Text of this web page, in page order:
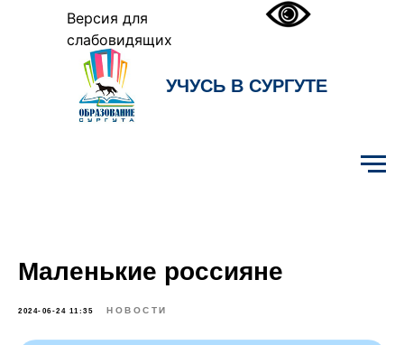
Версия для
слабовидящих
УЧУСЬ В СУРГУТЕ
Маленькие россияне
2024-06-24 11:35 НОВОСТИ